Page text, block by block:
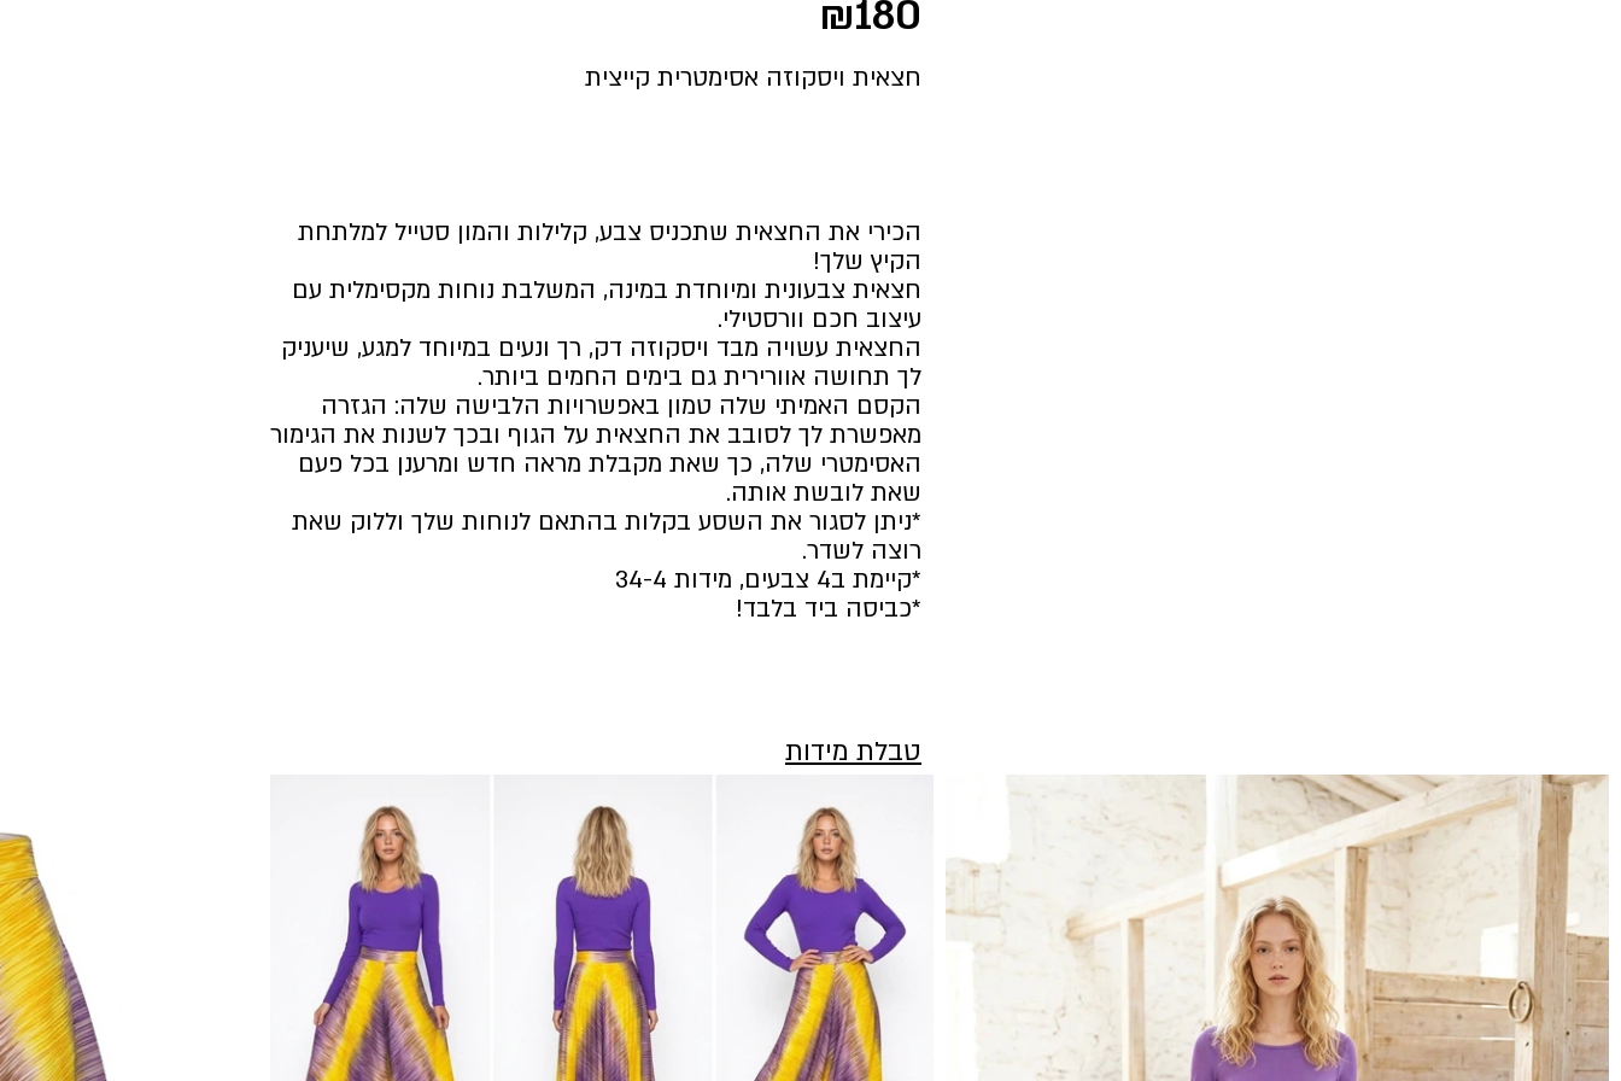
₪180
חצאית ויסקוזה אסימטרית קייצית
הכירי את החצאית שתכניס צבע, קלילות והמון סטייל למלתחת
הקיץ שלך!
חצאית צבעונית ומיוחדת במינה, המשלבת נוחות מקסימלית עם
עיצוב חכם וורסטילי.
החצאית עשויה מבד ויסקוזה דק, רך ונעים במיוחד למגע, שיעניק
לך תחושה אוורירית גם בימים החמים ביותר.
הקסם האמיתי שלה טמון באפשרויות הלבישה שלה: הגזרה
מאפשרת לך לסובב את החצאית על הגוף ובכך לשנות את הגימור
האסימטרי שלה, כך שאת מקבלת מראה חדש ומרענן בכל פעם
שאת לובשת אותה.
*ניתן לסגור את השסע בקלות בהתאם לנוחות שלך וללוק שאת
רוצה לשדר.
*קיימת ב4 צבעים, מידות 34-4
*כביסה ביד בלבד!
טבלת מידות
היקף מותן אורך - ארוך
34
69
36
73
77
40
81